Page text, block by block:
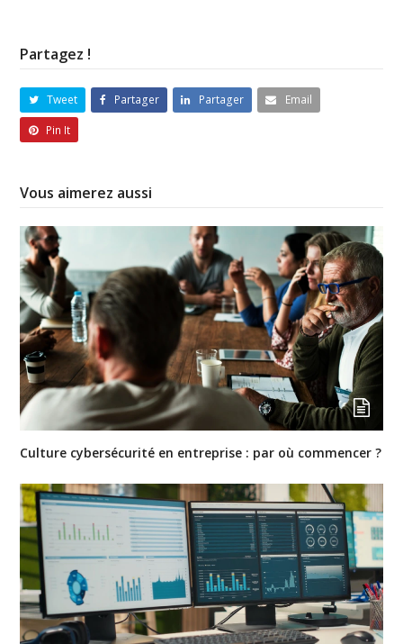
Partagez !
Tweet Partager Partager
Email
Pin It
Vous aimerez aussi
Culture cybersécurité en entreprise : par où commencer ?